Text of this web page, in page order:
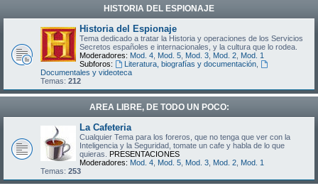
HISTORIA DEL ESPIONAJE
Historia del Espionaje
Tema dedicado a tratar la Historia y operaciones de los Servicios
Secretos españoles e internacionales, y la cultura que lo rodea.
Moderadores: Mod. 4 Mod. 5 Mod. 3 Mod. 2 Mod. 1
Subforos:
Literatura, biografías y documentación,
Documentales y videoteca
Temas: 212
AREA LIBRE, DE TODO UN POCO:
La Cafeteria
Cualquier Tema para los foreros, que no tenga que ver con la
Inteligencia y la Seguridad, tomate un cafe y habla de lo que
quieras. PRESENTACIONES
Moderadores: Mod. 4 Mod. 5 Mod. 3 Mod. 2 Mod. 1
Temas: 253